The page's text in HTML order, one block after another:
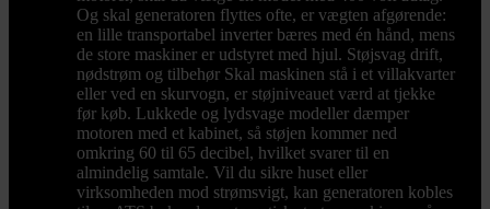
Og skal generatoren flyttes ofte, er vægten afgørende:
en lille transportabel inverter bæres med én hånd, mens
de store maskiner er udstyret med hjul. Støjsvag drift,
nødstrøm og tilbehør Skal maskinen stå i et villakvarter
eller ved en skurvogn, er støjniveauet værd at tjekke
før køb. Lukkede og lydsvage modeller dæmper
motoren med et kabinet, så støjen kommer ned
omkring 60 til 65 decibel, hvilket svarer til en
almindelig samtale. Vil du sikre huset eller
virksomheden mod strømsvigt, kan generatoren kobles